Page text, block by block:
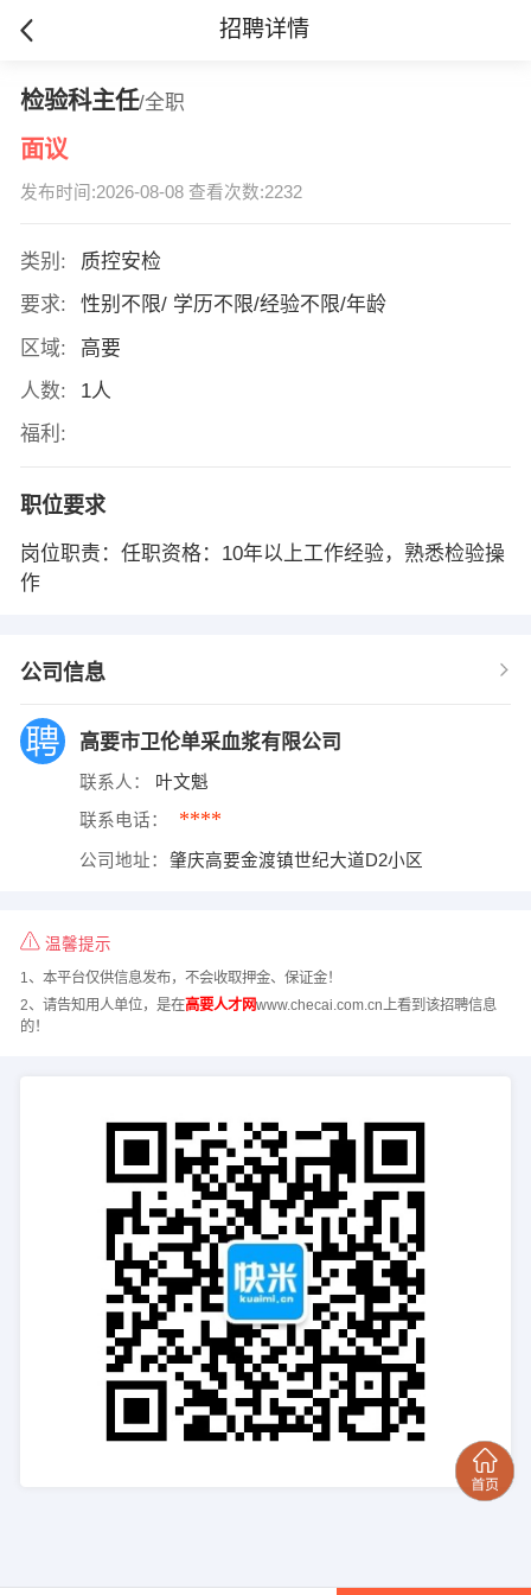
招聘详情
检验科主任/全职
面议
发布时间:2026-08-08 查看次数:2232
类别:
质控安检
要求:
性别不限/ 学历不限/经验不限/年龄
区域:
高要
人数:
1人
福利:
职位要求
岗位职责：任职资格：10年以上工作经验，熟悉检验操
作
公司信息
高要市卫伦单采血浆有限公司
联系人： 叶文魁
联系电话： ****
公司地址： 肇庆高要金渡镇世纪大道D2小区
温馨提示
1、本平台仅供信息发布，不会收取押金、保证金！
2、请告知用人单位，是在高要人才网www.checai.com.cn上看到该招聘信息
的！